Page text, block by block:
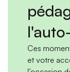
Ces
et votre